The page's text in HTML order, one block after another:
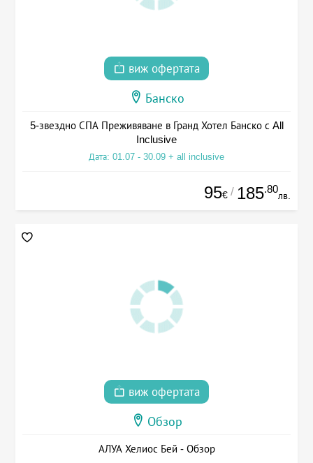
виж офертата
Банско
5-звездно СПА Преживяване в Гранд Хотел Банско с All
Inclusive
Дата: 01.07 - 30.09 + all inclusive
95€ / 185.80
лв.
виж офертата
Обзор
АЛУА Хелиос Бей - Обзор